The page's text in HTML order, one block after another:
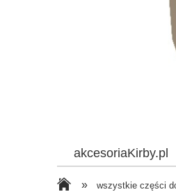
akcesoriaKirby.pl
» wszystkie części